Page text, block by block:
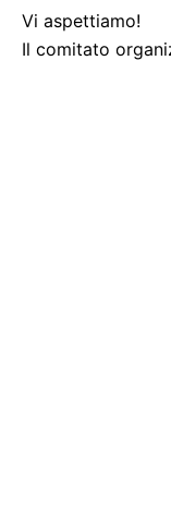
Vi aspettiamo!
Il comitato